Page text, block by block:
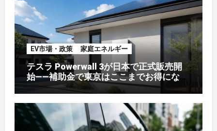
EV市場・政策 家庭エネルギー
テスラ Powerwall 3が日本で正式販売開
始——補助金で東京はここまでお得になる
【2026年8月最新】